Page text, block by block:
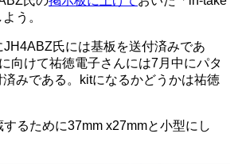
う。
氏には基板を送付済みであ
向けて祐徳電子さんには7月中にパタ
みである。kitになるかどうかは祐徳
るために37mm x27mmと小型にし